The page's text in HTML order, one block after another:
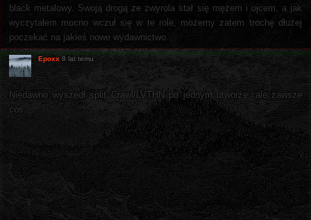
black metalowy. Swoją drogą ze zwyrola stał się mężem i ojcem, a jak
wyczytałem mocno wczuł się w te role, możemy zatem trochę dłużej
poczekać na jakieś nowe wydawnictwo.
Epoxx 8 lat temu
Niedawno wyszedł split Crawl/LVTHN po jednym utworze, ale zawsze
coś.